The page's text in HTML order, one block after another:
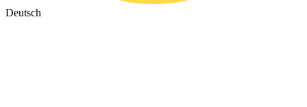
Deutsch